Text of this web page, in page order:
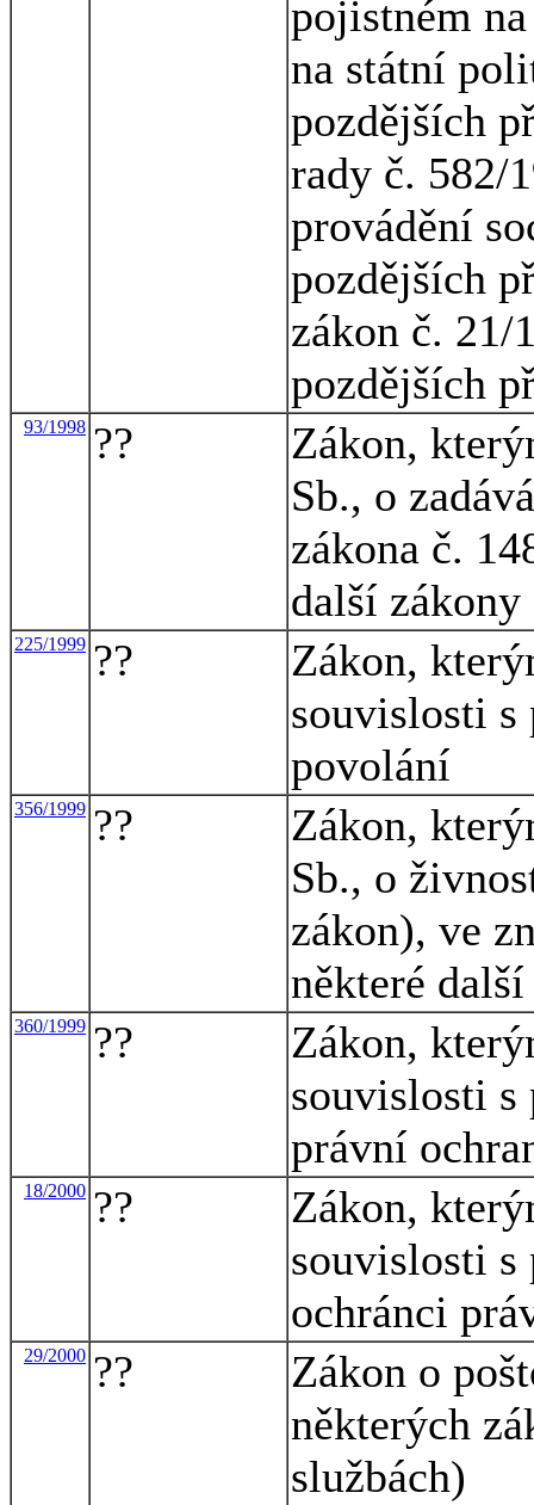
pojistném
na státní
pozdějších
rady č. 582/
provádění
pozdějších
zákon č. 21/
pozdějších
93/1998 ??
Zákon,
Sb., o
zákona č.
další zákony
225/1999 ??
Zákon,
souvislosti
povolání
356/1999 ??
Zákon,
Sb., o
zákon), ve
některé
360/1999 ??
Zákon,
souvislosti s
právní
18/2000 ??
Zákon,
souvislosti s
ochránci
29/2000 ??
Zákon o
některých
službách)